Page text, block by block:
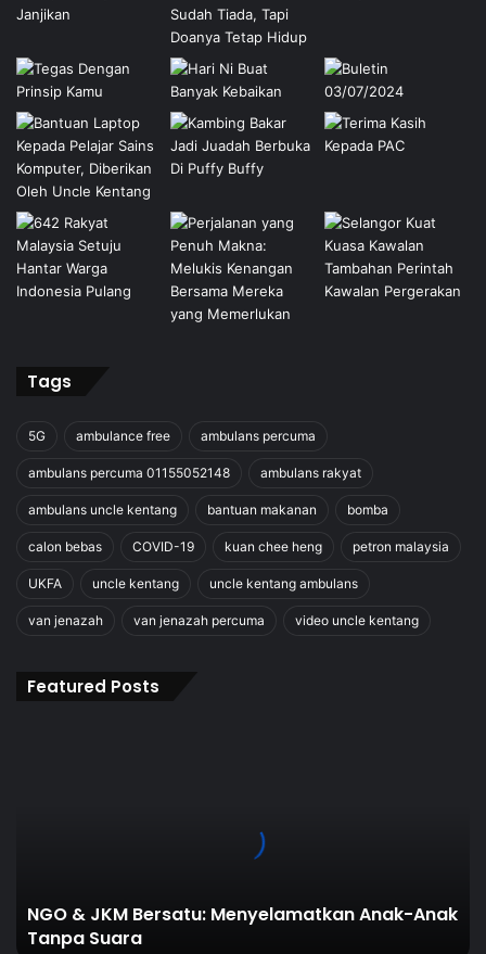
Tags
5G ambulance free ambulans percuma
ambulans percuma 01155052148 ambulans rakyat
ambulans uncle kentang bantuan makanan bomba
calon bebas COVID-19 kuan chee heng petron malaysia
UKFA uncle kentang uncle kentang ambulans
van jenazah van jenazah percuma video uncle kentang
Featured Posts
Suara
NGO & JKM Bersatu: Menyelamatkan Anak-Anak
Tanpa Suara